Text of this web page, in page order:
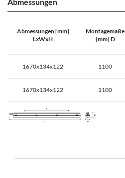
Abmessungen [mm]
LxWxH
Montagemaße
[mm] D
1670x134x122 1100
1670x134x122 1100